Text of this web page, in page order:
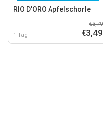
RIO D'ORO Apfelschorle
1 Tag
€3,79
€3,49